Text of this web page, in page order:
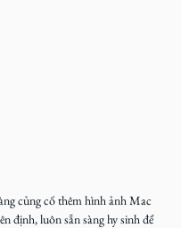
củng cố thêm hình ảnh Mac
định, luôn sẵn sàng hy sinh để